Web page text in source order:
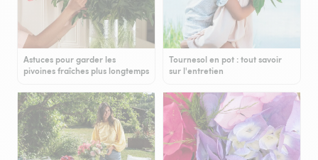
Astuces pour garder les
pivoines fraîches plus longtemps
Tournesol en pot : tout savoir
sur l'entretien